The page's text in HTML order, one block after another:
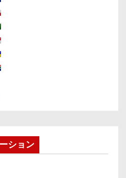
ション